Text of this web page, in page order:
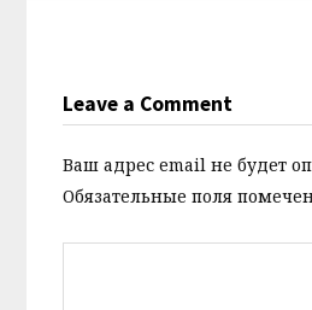
Leave a Comment
Ваш адрес email не будет
Обязательные поля